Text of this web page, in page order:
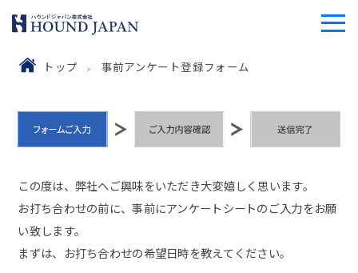
トップ 事前アンケート登録フォーム
この度は、弊社へご興味をいただき大変嬉しく思います。
お打ち合わせの前に、事前にアンケートシートのご入力をお願
い致します。
まずは、お打ち合わせの希望日時を教えてください。